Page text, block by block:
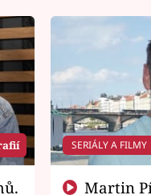
SERIÁLY A FILMY